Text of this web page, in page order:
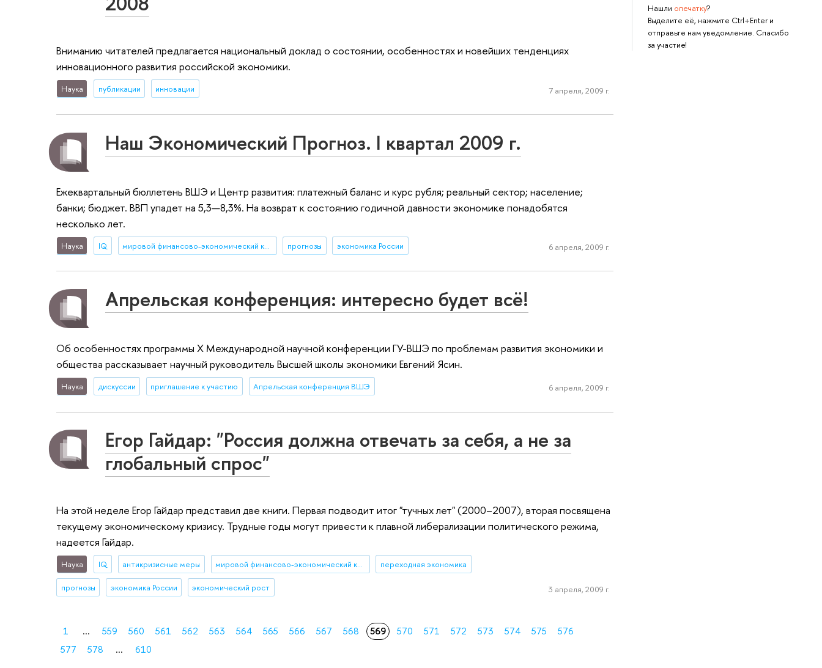
Нашли опечатку?
Выделите её, нажмите Ctrl+Enter и
отправьте нам уведомление. Спасибо
за участие!
Вниманию читателей предлагается национальный доклад о состоянии, особенностях и новейших тенденциях
инновационного развития российской экономики.
Наука публикации инновации 7 апреля, 2009 г.
Наш Экономический Прогноз. I квартал 2009 г.
Ежеквартальный бюллетень ВШЭ и Центр развития: платежный баланс и курс рубля; реальный сектор; население;
банки; бюджет. ВВП упадет на 5,3—8,3%. На возврат к состоянию годичной давности экономике понадобятся
несколько лет.
Наука IQ прогнозы экономика России 6 апреля, 2009 г.
Апрельская конференция: интересно будет всё!
Об особенностях программы X Международной научной конференции ГУ-ВШЭ по проблемам развития экономики и
общества рассказывает научный руководитель Высшей школы экономики Евгений Ясин.
Наука дискуссии приглашение к участию Апрельская конференция ВШЭ 6 апреля, 2009 г.
Егор Гайдар: "Россия должна отвечать за себя, а не за
глобальный спрос"
На этой неделе Егор Гайдар представил две книги. Первая подводит итог "тучных лет" (2000–2007), вторая посвящена
текущему экономическому кризису. Трудные годы могут привести к плавной либерализации политического режима,
надеется Гайдар.
Наука IQ антикризисные меры мировой финансово-экономический кризис переходная экономика
прогнозы экономика России экономический рост 3 апреля, 2009 г.
1 ... 559 560 561 562 563 564 565 566 567 568 569 570 571 572 573 574 575
576
577
578 ... 610